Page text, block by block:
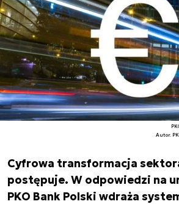
Autor.
Cyfrowa transformacja
postępuje. W odpowiedzi na
PKO Bank Polski wdraża